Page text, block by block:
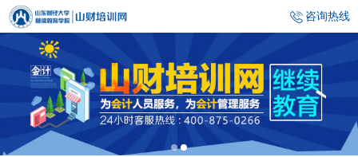
咨询热线